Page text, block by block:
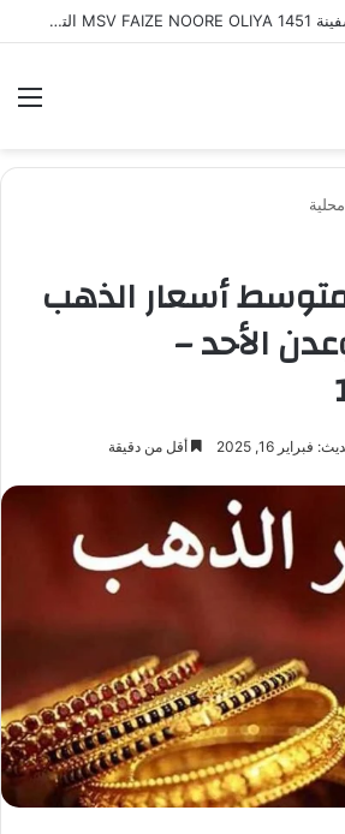
مصدر عسكري ” السفينة MSV FAIZE NOORE OLIYA 1451 التي ترفع علم الهند وتعرضت لهجوم بزورق مفخخ مجهول وغرقها في مياه البحر_الأحمر أثناء توجهها إلى ميناء المخا
أسعار الذهب
الأحد –
فبراير 16, 2025 أقل من دقيقة